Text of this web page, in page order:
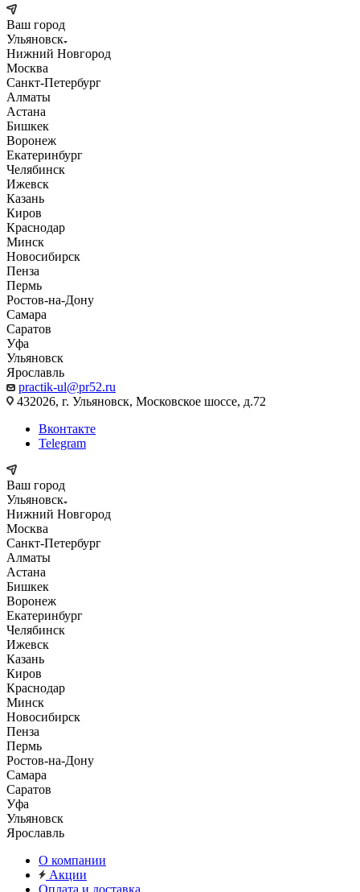
Ваш город
Ульяновск
Нижний Новгород
Москва
Санкт-Петербург
Алматы
Астана
Бишкек
Воронеж
Екатеринбург
Челябинск
Ижевск
Казань
Киров
Краснодар
Минск
Новосибирск
Пенза
Пермь
Ростов-на-Дону
Самара
Саратов
Уфа
Ульяновск
Ярославль
practik-ul@pr52.ru
432026, г. Ульяновск, Московское шоссе, д.72
Вконтакте
Telegram
Ваш город
Ульяновск
Нижний Новгород
Москва
Санкт-Петербург
Алматы
Астана
Бишкек
Воронеж
Екатеринбург
Челябинск
Ижевск
Казань
Киров
Краснодар
Минск
Новосибирск
Пенза
Пермь
Ростов-на-Дону
Самара
Саратов
Уфа
Ульяновск
Ярославль
О компании
Акции
Оплата и доставка